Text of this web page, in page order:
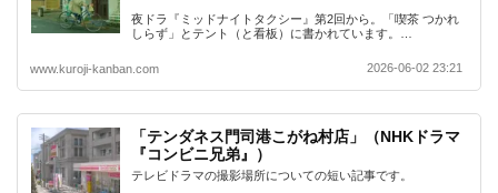
夜ドラ『ミッドナイトタクシー』第2回から。「喫茶 つかれ
しらず」とテント（と看板）に書かれています。…
www.kuroji-kanban.com 2026-06-02 23:21
「テンダネス門司港こがね村店」（NHKドラマ
『コンビニ兄弟』）
テレビドラマの撮影場所についての短い記事です。